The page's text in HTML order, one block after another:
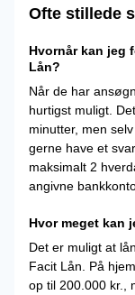
Ofte stillede
Hvornår kan jeg
Lån?
Når de har
hurtigst muligt.
minutter, men
gerne have et
maksimalt 2
angivne
Hvor meget kan
Det er muligt at
Facit Lån. På
op til 200.000 kr.,